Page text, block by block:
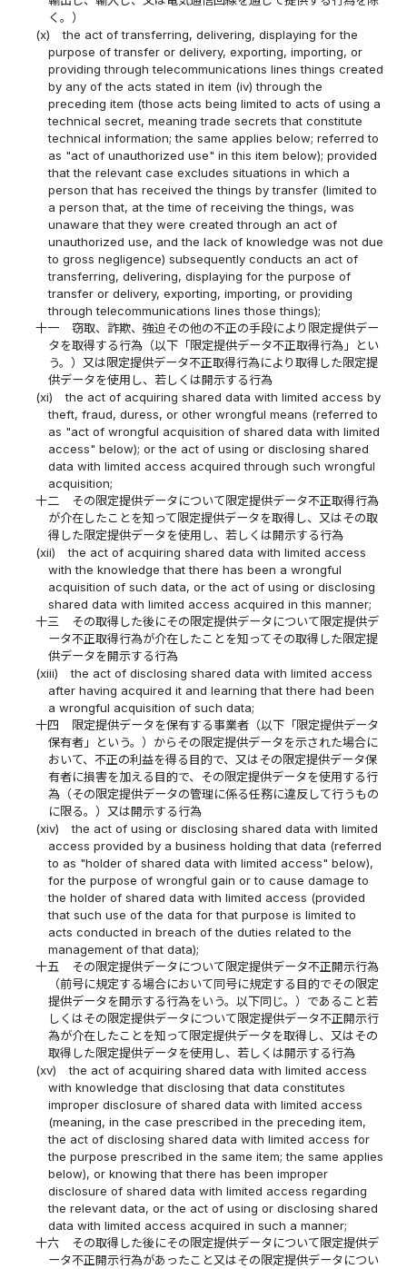
く。）
(x)
the act of transferring, delivering, displaying for the
purpose of transfer or delivery, exporting, importing, or
providing through telecommunications lines things created
by any of the acts stated in item (iv) through the
preceding item (those acts being limited to acts of using a
technical secret, meaning trade secrets that constitute
technical information; the same applies below; referred to
as "act of unauthorized use" in this item below); provided
that the relevant case excludes situations in which a
person that has received the things by transfer (limited to
a person that, at the time of receiving the things, was
unaware that they were created through an act of
unauthorized use, and the lack of knowledge was not due
to gross negligence) subsequently conducts an act of
transferring, delivering, displaying for the purpose of
transfer or delivery, exporting, importing, or providing
through telecommunications lines those things);
十一
窃取、詐欺、強迫その他の不正の手段により限定提供デー
タを取得する行為（以下「限定提供データ不正取得行為」とい
う。）又は限定提供データ不正取得行為により取得した限定提
供データを使用し、若しくは開示する行為
(xi)
the act of acquiring shared data with limited access by
theft, fraud, duress, or other wrongful means (referred to
as "act of wrongful acquisition of shared data with limited
access" below); or the act of using or disclosing shared
data with limited access acquired through such wrongful
acquisition;
十二
その限定提供データについて限定提供データ不正取得行為
が介在したことを知って限定提供データを取得し、又はその取
得した限定提供データを使用し、若しくは開示する行為
(xii)
the act of acquiring shared data with limited access
with the knowledge that there has been a wrongful
acquisition of such data, or the act of using or disclosing
shared data with limited access acquired in this manner;
十三
その取得した後にその限定提供データについて限定提供デ
ータ不正取得行為が介在したことを知ってその取得した限定提
供データを開示する行為
(xiii)
the act of disclosing shared data with limited access
after having acquired it and learning that there had been
a wrongful acquisition of such data;
十四
限定提供データを保有する事業者（以下「限定提供データ
保有者」という。）からその限定提供データを示された場合に
おいて、不正の利益を得る目的で、又はその限定提供データ保
有者に損害を加える目的で、その限定提供データを使用する行
為（その限定提供データの管理に係る任務に違反して行うもの
に限る。）又は開示する行為
(xiv)
the act of using or disclosing shared data with limited
access provided by a business holding that data (referred
to as "holder of shared data with limited access" below),
for the purpose of wrongful gain or to cause damage to
the holder of shared data with limited access (provided
that such use of the data for that purpose is limited to
acts conducted in breach of the duties related to the
management of that data);
十五
その限定提供データについて限定提供データ不正開示行為
（前号に規定する場合において同号に規定する目的でその限定
提供データを開示する行為をいう。以下同じ。）であること若
しくはその限定提供データについて限定提供データ不正開示行
為が介在したことを知って限定提供データを取得し、又はその
取得した限定提供データを使用し、若しくは開示する行為
(xv)
the act of acquiring shared data with limited access
with knowledge that disclosing that data constitutes
improper disclosure of shared data with limited access
(meaning, in the case prescribed in the preceding item,
the act of disclosing shared data with limited access for
the purpose prescribed in the same item; the same applies
below), or knowing that there has been improper
disclosure of shared data with limited access regarding
the relevant data, or the act of using or disclosing shared
data with limited access acquired in such a manner;
十六
その取得した後にその限定提供データについて限定提供デ
ータ不正開示行為があったこと又はその限定提供データについ